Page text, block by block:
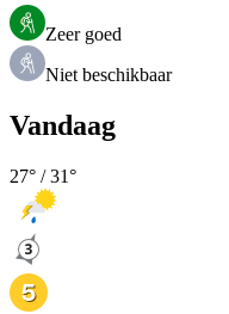
Zeer goed
Niet beschikbaar
Vandaag
27° /31°